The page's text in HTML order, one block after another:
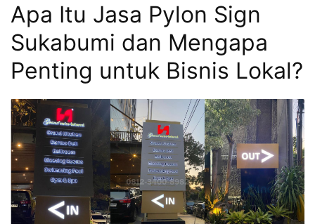
Apa Itu Jasa Pylon Sign
Sukabumi dan Mengapa
Penting untuk Bisnis Lokal?